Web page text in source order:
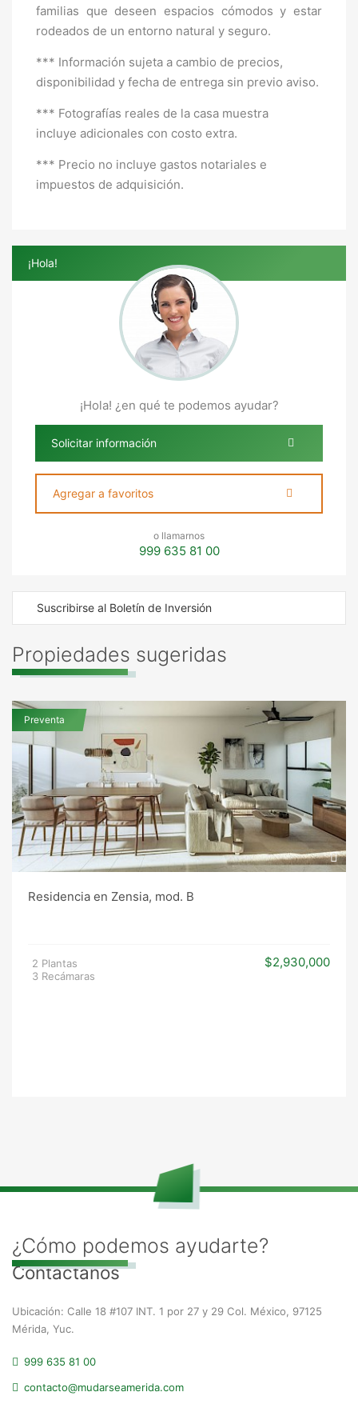
familias que deseen espacios cómodos y estar
rodeados de un entorno natural y seguro.
*** Información sujeta a cambio de precios,
disponibilidad y fecha de entrega sin previo aviso.
*** Fotografías reales de la casa muestra
incluye adicionales con costo extra.
*** Precio no incluye gastos notariales e
impuestos de adquisición.
¡Hola!
¡Hola! ¿en qué te podemos ayudar?
Solicitar información
Agregar a favoritos
o llamarnos
999 635 81 00
Suscribirse al Boletín de Inversión
Propiedades sugeridas
Preventa
Residencia en Zensia, mod. B
2 Plantas
3 Recámaras
$2,930,000
¿Cómo podemos ayudarte?
Contáctanos
Ubicación: Calle 18 #107 INT. 1 por 27 y 29 Col. México, 97125
Mérida, Yuc.
999 635 81 00
contacto@mudarseamerida.com